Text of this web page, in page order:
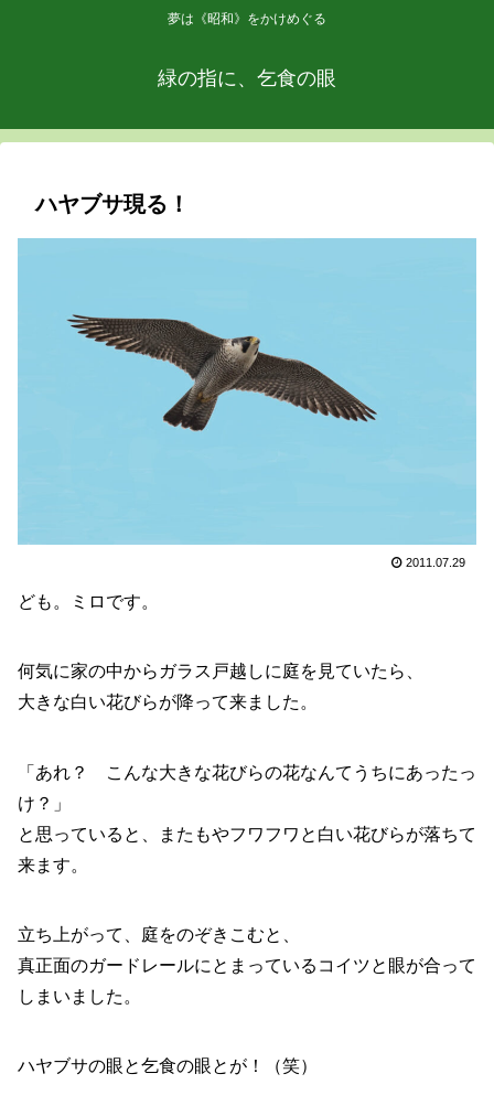
夢は《昭和》をかけめぐる
緑の指に、乞食の眼
ハヤブサ現る！
2011.07.29
ども。ミロです。
何気に家の中からガラス戸越しに庭を見ていたら、
大きな白い花びらが降って来ました。
「あれ？ こんな大きな花びらの花なんてうちにあったっ
け？」
と思っていると、またもやフワフワと白い花びらが落ちて
来ます。
立ち上がって、庭をのぞきこむと、
真正面のガードレールにとまっているコイツと眼が合って
しまいました。
ハヤブサの眼と乞食の眼とが！（笑）